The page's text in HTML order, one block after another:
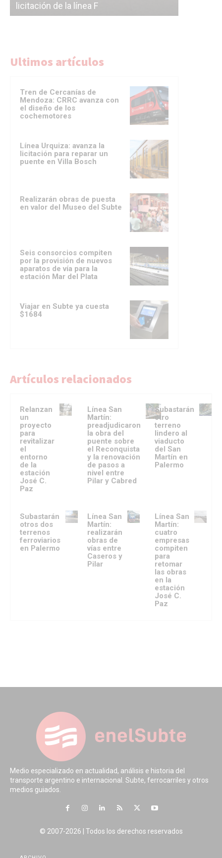
licitación de la línea F
Ultimos artículos
Tren de Cercanías de
Mendoza: CRRC avanza con
el diseño de los
cochemotores
Línea Urquiza: avanza la
licitación para reparar un
puente en Villa Bosch
Realizarán obras de puesta
en valor del Museo del Subte
Seis consorcios compiten
por la provisión de nuevos
aparatos de vía para la
estación Mar del Plata
Viajar en Subte ya cuesta
$1684
Artículos relacionados
Relanzan
un
proyecto
para
revitalizar
el
entorno
de la
estación
José C.
Paz
Línea San
Martín:
preadjudicaron
la obra del
puente sobre
el Reconquista
y la renovación
de pasos a
nivel entre
Pilar y Cabred
Subastarán
otro
terreno
lindero al
viaducto
del San
Martín en
Palermo
Subastarán
otros dos
terrenos
ferroviarios
en Palermo
Línea San
Martín:
realizarán
obras de
vías entre
Caseros y
Pilar
Línea San
Martín:
cuatro
empresas
compiten
para
retomar
las obras
en la
estación
José C.
Paz
Medio especializado en actualidad, análisis e historia del
transporte argentino e internacional. Subte, ferrocarriles y otros
medios guiados.
© 2007-2026 | Todos los derechos reservados